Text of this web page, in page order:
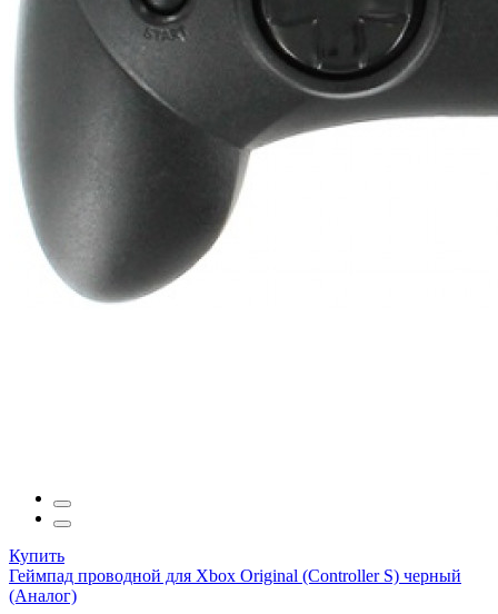
Купить
Геймпад проводной для Xbox Original (Controller S) черный
(Аналог)